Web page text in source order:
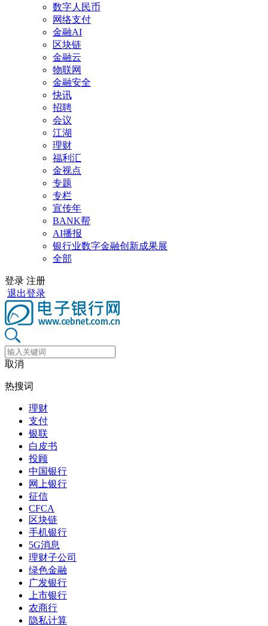
数字人民币
网络支付
金融AI
区块链
金融云
物联网
金融安全
快讯
招聘
会议
江湖
理财
福利汇
金视点
专题
专栏
宣传年
BANK帮
AI播报
银行业数字金融创新成果展
全部
登录 注册
退出登录
取消
热搜词
理财
支付
银联
白皮书
投顾
中国银行
网上银行
征信
CFCA
区块链
手机银行
5G消息
理财子公司
绿色金融
广发银行
上市银行
农商行
隐私计算